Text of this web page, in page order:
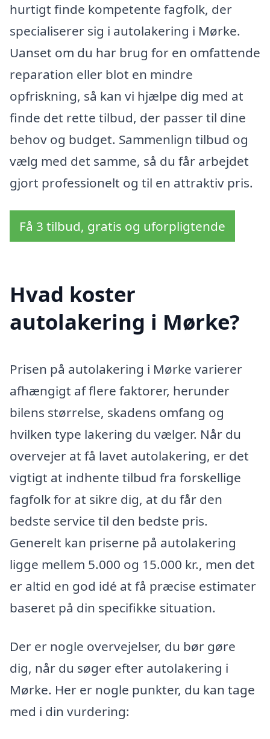
hurtigt finde kompetente fagfolk, der
specialiserer sig i autolakering i Mørke.
Uanset om du har brug for en omfattende
reparation eller blot en mindre
opfriskning, så kan vi hjælpe dig med at
finde det rette tilbud, der passer til dine
behov og budget. Sammenlign tilbud og
vælg med det samme, så du får arbejdet
gjort professionelt og til en attraktiv pris.
Få 3 tilbud, gratis og uforpligtende
Hvad koster
autolakering i Mørke?
Prisen på autolakering i Mørke varierer
afhængigt af flere faktorer, herunder
bilens størrelse, skadens omfang og
hvilken type lakering du vælger. Når du
overvejer at få lavet autolakering, er det
vigtigt at indhente tilbud fra forskellige
fagfolk for at sikre dig, at du får den
bedste service til den bedste pris.
Generelt kan priserne på autolakering
ligge mellem 5.000 og 15.000 kr., men det
er altid en god idé at få præcise estimater
baseret på din specifikke situation.
Der er nogle overvejelser, du bør gøre
dig, når du søger efter autolakering i
Mørke. Her er nogle punkter, du kan tage
med i din vurdering: